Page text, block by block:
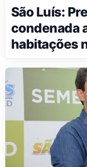
São Luís:
condenada
habitações